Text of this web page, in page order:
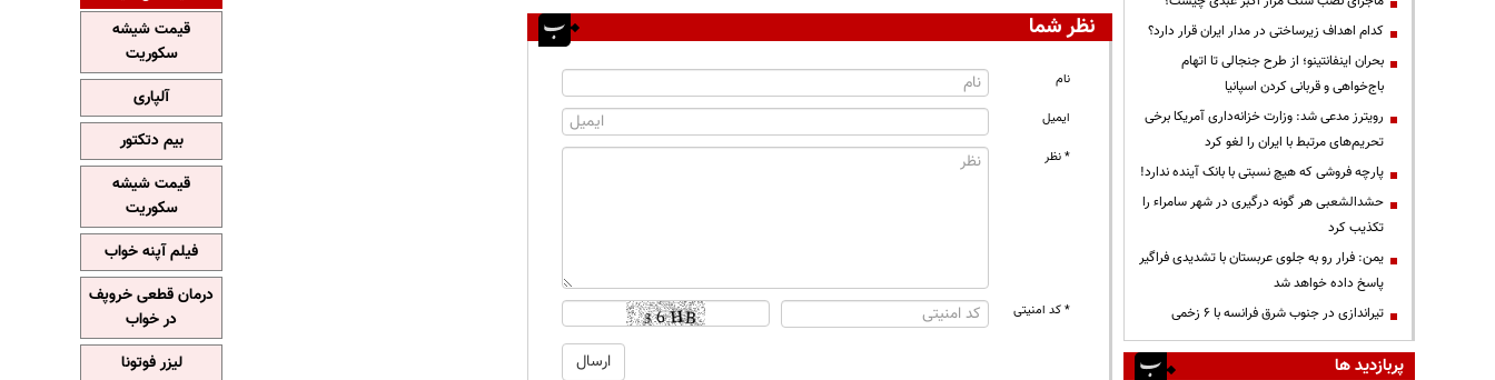
نظر شما
نام
ایمیل
* نظر
* کد امنیتی
کدام اهداف زیرساختی در مدار ایران قرار دارد؟
بحران اینفانتینو؛ از طرح جنجالی تا اتهام
باج‌خواهی و قربانی کردن اسپانیا
رویترز مدعی شد: وزارت خزانه‌داری آمریکا برخی
تحریم‌های مرتبط با ایران را لغو کرد
پارچه فروشی که هیچ نسبتی با بانک آینده ندارد!
حشدالشعبی هر گونه درگیری در شهر سامراء را
تکذیب کرد
یمن: فرار رو به جلوی عربستان با تشدیدی فراگیر
پاسخ داده خواهد شد
تیراندازی در جنوب شرق فرانسه با ۶ زخمی
پربازدید ها
قیمت شیشه
سکوریت
آلپاری
بیم دتکتور
قیمت شیشه
سکوریت
فیلم آپنه خواب
درمان قطعی خروپف
در خواب
لیزر فوتونا